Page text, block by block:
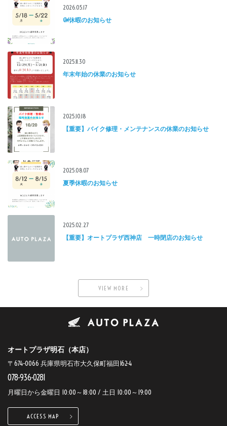
2026.05.17
GW休暇のお知らせ
2025.11.30
年末年始の休業のお知らせ
2025.10.18
【重要】バイク修理・メンテナンスの休業のお知らせ
2025.08.07
夏季休暇のお知らせ
2025.02.27
【重要】オートプラザ西神店 一時閉店のお知らせ
VIEW MORE
オートプラザ明石（本店）
〒674-0066 兵庫県明石市大久保町福田162-4
078-936-0281
月曜日から金曜日 10:00～18:00 / 土日 10:00～19:00
ACCESS MAP